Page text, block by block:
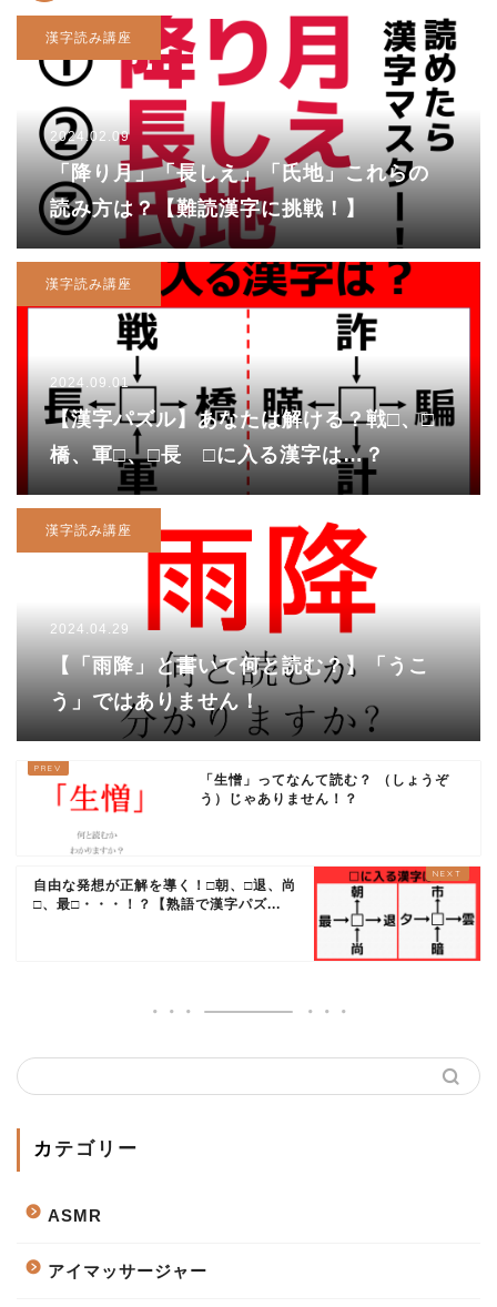
漢字読み講座
2024.02.09
「降り月」「長しえ」「氏地」これらの
読み方は？【難読漢字に挑戦！】
漢字読み講座
2024.09.01
【漢字パズル】あなたは解ける？戦□、□
橋、軍□、□長 □に入る漢字は…？
漢字読み講座
2024.04.29
【「雨降」と書いて何と読む？】「うこ
う」ではありません！
「生憎」ってなんて読む？ （しょうぞ
う）じゃありません！？
自由な発想が正解を導く！□朝、□退、尚
□、最□・・・！？【熟語で漢字パズ...
カテゴリー
ASMR
アイマッサージャー